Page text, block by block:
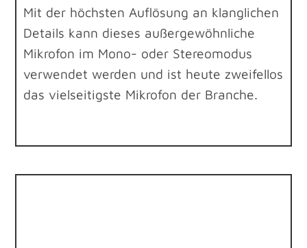
Mit der höchsten Auflösung an klanglichen
Details kann dieses außergewöhnliche
Mikrofon im Mono- oder Stereomodus
verwendet werden und ist heute zweifellos
das vielseitigste Mikrofon der Branche.